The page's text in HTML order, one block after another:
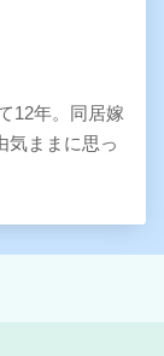
12年。同居嫁
気ままに思っ